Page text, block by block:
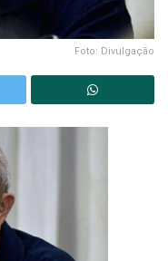
Foto: Divulgação